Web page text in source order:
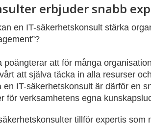
erbjuder snabb
en IT-säkerhetskonsult stärka
poängterar att för många
att själva täcka in alla resurser
en IT-säkerhetskonsult är därför en
för verksamhetens egna
tillför expertis som